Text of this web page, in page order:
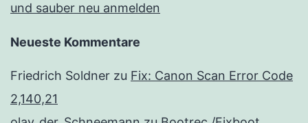
und sauber neu anmelden
Neueste Kommentare
Friedrich Soldner zu Fix: Canon Scan Error Code
2,140,21